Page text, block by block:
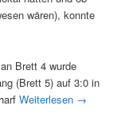
wären), konnte
Brett 4 wurde
(Brett 5) auf 3:0 in
Weiterlesen →